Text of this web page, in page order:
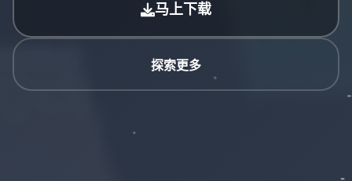
马上下载
探索更多